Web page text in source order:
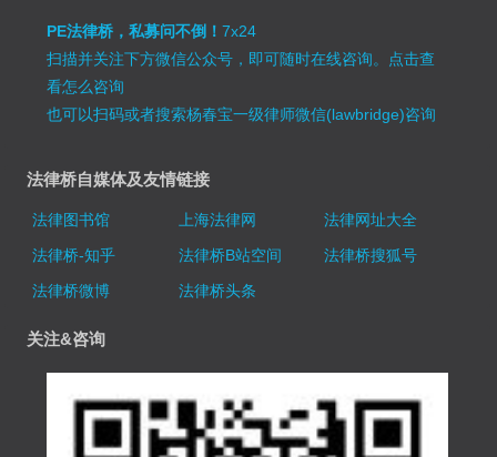
PE法律桥，私募问不倒！7x24
扫描并关注下方微信公众号，即可随时在线咨询。 点击查
看怎么咨询
也可以扫码或者搜索杨春宝一级律师微信(lawbridge)咨询
法律桥自媒体及友情链接
法律图书馆 上海法律网
法律网址大全
法律桥-知乎
法律桥B站空间
法律桥搜狐号
法律桥微博
法律桥头条
关注&咨询